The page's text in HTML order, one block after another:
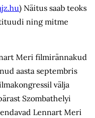
) Näitus saab teoks
ning mitme
Meri filmirännakud
aasta septembris
välja
Szombathelyi
Lennart Meri